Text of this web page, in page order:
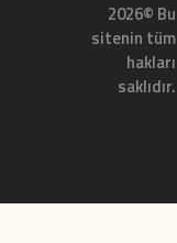
2026© Bu
sitenin tüm
hakları
saklıdır.